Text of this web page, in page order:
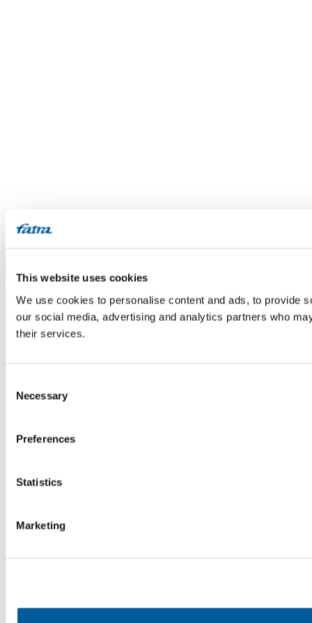
This website uses cookies
We use cookies to personalise content and ads, to provide
our social media, advertising and analytics partners who
their services.
Selection
Necessary
Preferences
Statistics
Marketing